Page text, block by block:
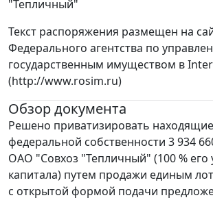
"Тепличный"
Текст распоряжения размещен на
Федерального агентства по
государственным имуществом в
(http://www.rosim.ru)
Обзор документа
Решено приватизировать
федеральной собственности 3 934
ОАО "Совхоз "Тепличный" (100 % его
капитала) путем продажи единым
с открытой формой подачи